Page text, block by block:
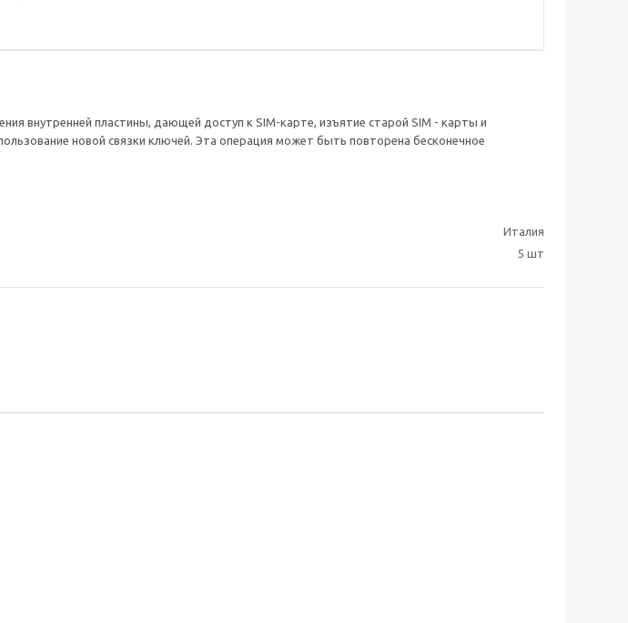
внутренней пластины, дающей доступ к SIM-карте, изъятие старой SIM - карты и
новой связки ключей. Эта операция может быть повторена бесконечное
Италия
5 шт